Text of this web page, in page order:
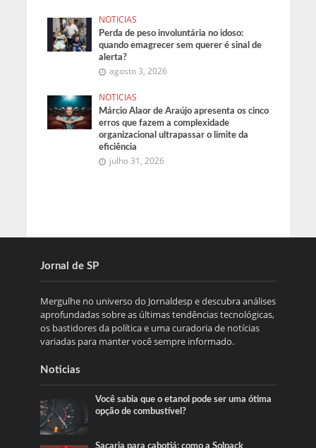
NOTICIAS
Perda de peso involuntária no idoso:
quando emagrecer sem querer é sinal de
alerta?
agosto 3, 2026
NOTICIAS
Márcio Alaor de Araújo apresenta os cinco
erros que fazem a complexidade
organizacional ultrapassar o limite da
eficiência
julho 31, 2026
Jornal de SP
Mergulhe no universo do Jornaldesp e descubra análises
aprofundadas sobre as últimas tendências tecnológicas,
os bastidores da política e uma curadoria de notícias
variadas para manter você sempre informado.
Noticias
Você sabia que o etanol pode ser uma ótima
opção de combustível?
Sacaria para cabotiá: como a Solpack